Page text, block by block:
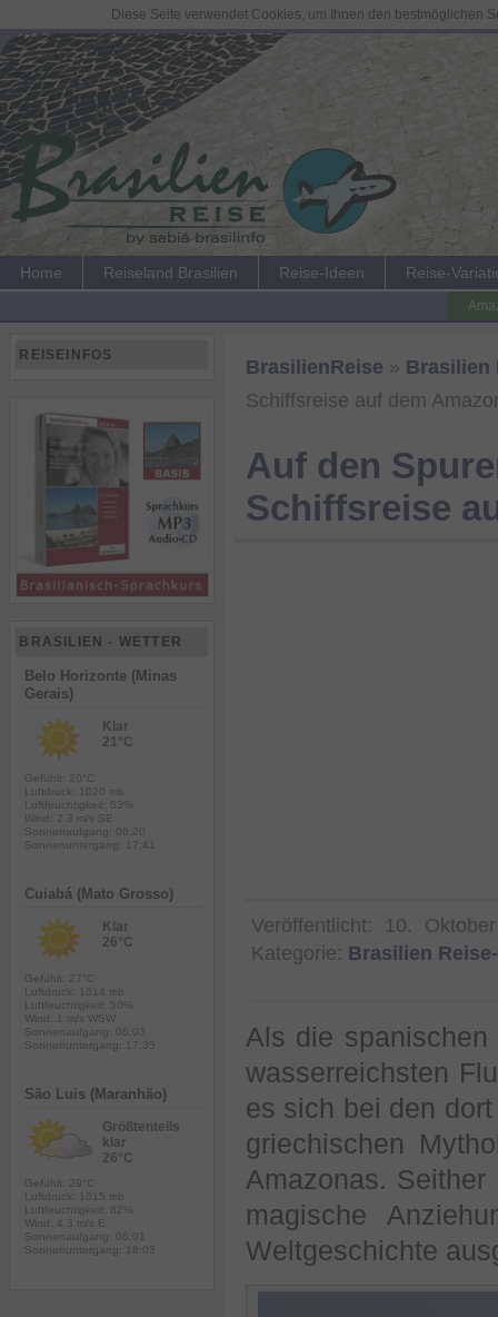
Home Reiseland Brasilien Reise-Ideen Reise-
BrasilienReise » Brasilien
Schiffsreise auf dem
Auf den
Schiffsreise
Veröffentlicht:
10.
Kategorie: Brasilien
Als die spanischen
wasserreichsten
es sich bei den
griechischen
Amazonas.
magische
Weltgeschichte
REISEINFOS
BRASILIEN - WETTER
Belo Horizonte (Minas
Gerais)
Klar
21°C
Gefühlt: 20°C
Luftdruck: 1020 mb
Luftfeuchtigkeit: 53%
Wind: 2.3 m/s SE
Sonnenaufgang: 06:20
Sonnenuntergang: 17:41
Cuiabá (Mato Grosso)
Klar
26°C
Gefühlt: 27°C
Luftdruck: 1014 mb
Luftfeuchtigkeit: 50%
Wind: 1 m/s WSW
Sonnenaufgang: 06:03
Sonnenuntergang: 17:35
São Luis (Maranhão)
Größtenteils
klar
26°C
Gefühlt: 29°C
Luftdruck: 1015 mb
Luftfeuchtigkeit: 82%
Wind: 4.3 m/s E
Sonnenaufgang: 06:01
Sonnenuntergang: 18:03
Diese Seite verwendet Cookies, um Ihnen den bestmöglichen